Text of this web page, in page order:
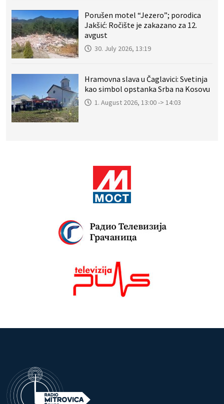
Porušen motel “Jezero”; porodica
Jakšić: Ročište je zakazano za 12.
avgust
30. July 2026, 13:19
Hramovna slava u Čaglavici: Svetinja
kao simbol opstanka Srba na Kosovu
1. August 2026, 13:00 -> 14:03